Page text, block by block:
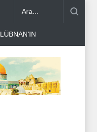
OLMASI İSTENMİYOR..